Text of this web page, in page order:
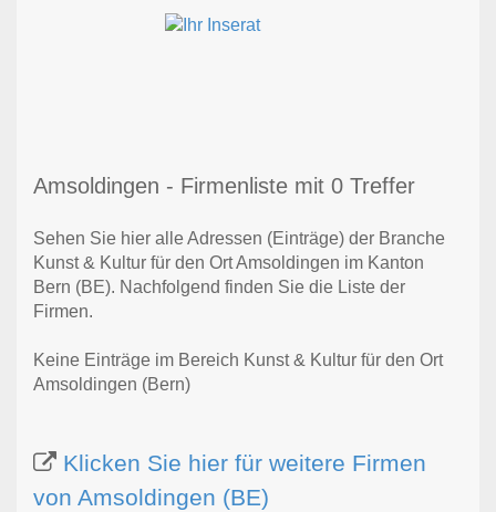
Amsoldingen - Firmenliste mit 0 Treffer
Sehen Sie hier alle Adressen (Einträge) der Branche
Kunst & Kultur für den Ort Amsoldingen im Kanton
Bern (BE). Nachfolgend finden Sie die Liste der
Firmen.
Keine Einträge im Bereich Kunst & Kultur für den Ort
Amsoldingen (Bern)
Klicken Sie hier für weitere Firmen
von Amsoldingen (BE)